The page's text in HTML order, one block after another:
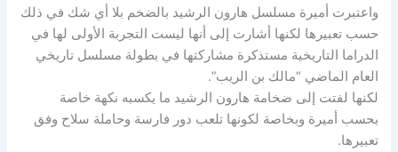
واعتبرت أميرة مسلسل هارون الرشيد بالضخم بلا أي شك في ذلك
حسب تعبيرها لكنها أشارت إلى أنها ليست التجربة الأولى لها في
الدراما التاريخية مستذكرة مشاركتها في بطولة مسلسل تاريخي
العام الماضي “مالك بن الريب”.
لكنها لفتت إلى ضخامة هارون الرشيد ما يكسبه نكهة خاصة
بحسب أميرة وبخاصة لكونها تلعب دور فارسة وحاملة سلاح وفق
تعبيرها.